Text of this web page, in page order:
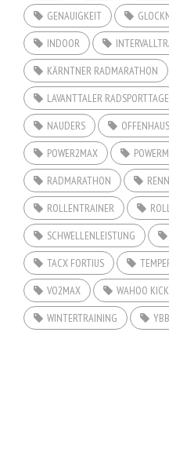
GENAUIGKEIT
INDOOR
KÄRNTNER RADMARATHON
LAVANTTALER RADSPORTTAGE
NAUDERS
POWER2MAX
RADMARATHON
ROLLENTRAINER
SCHWELLENLEISTUNG
TACX FORTIUS
VO2MAX
WAHOO
WINTERTRAINING